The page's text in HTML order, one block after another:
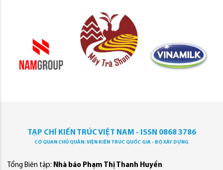
TẠP CHÍ KIẾN TRÚC VIỆT NAM - ISSN 0868 3786
CƠ QUAN CHỦ QUẢN: VIỆN KIẾN TRÚC QUỐC GIA - BỘ XÂY DỰNG
Tổng Biên tập: Nhà báo Phạm Thị Thanh Huyền